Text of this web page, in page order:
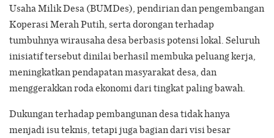
Usaha Milik Desa (BUMDes), pendirian dan pengembangan
Koperasi Merah Putih, serta dorongan terhadap
tumbuhnya wirausaha desa berbasis potensi lokal. Seluruh
inisiatif tersebut dinilai berhasil membuka peluang kerja,
meningkatkan pendapatan masyarakat desa, dan
menggerakkan roda ekonomi dari tingkat paling bawah.
Dukungan terhadap pembangunan desa tidak hanya
menjadi isu teknis, tetapi juga bagian dari visi besar